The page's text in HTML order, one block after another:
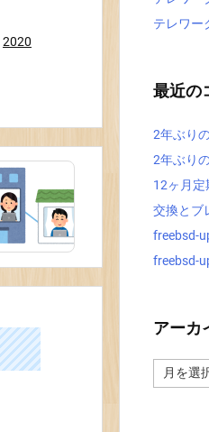
2020
テレワー
最近の
2年ぶり
2年ぶり
12ヶ月
交換とブ
freebsd-
freebsd-
アーカ
ー